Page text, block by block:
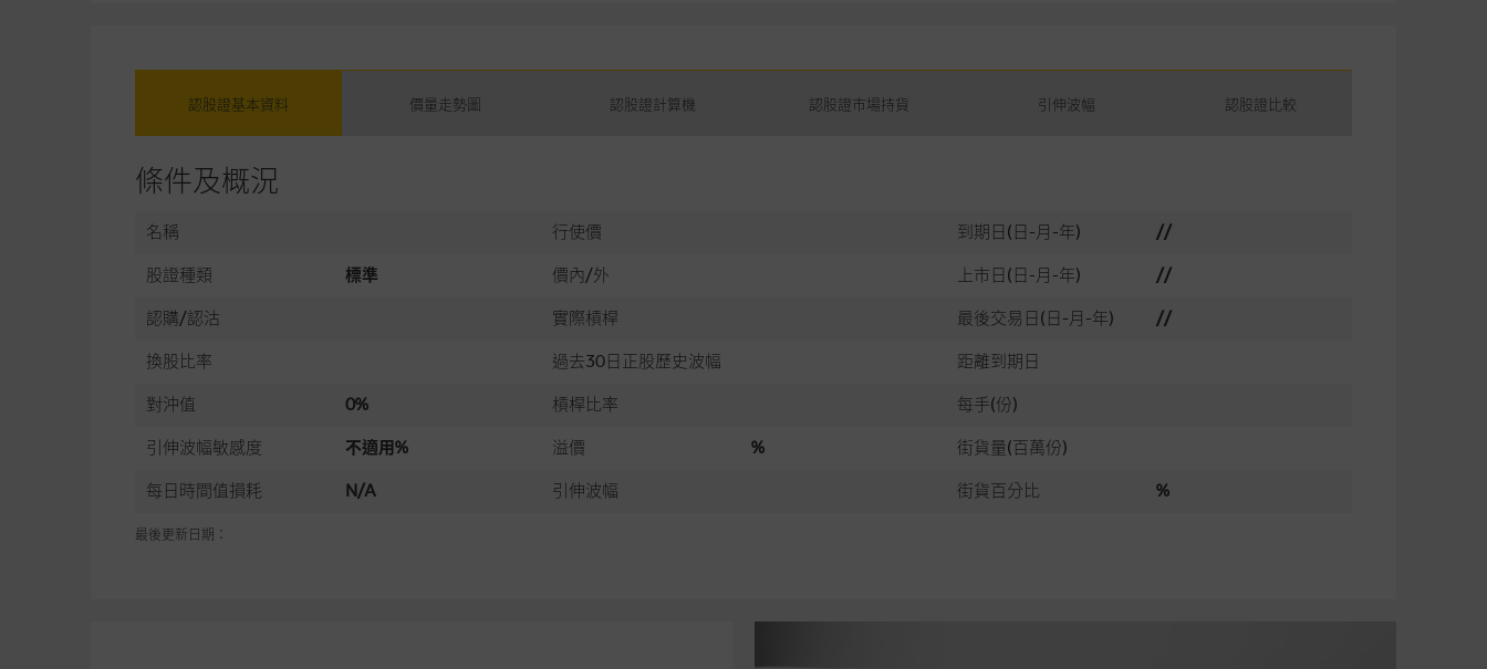
認股證基本資料 價量走勢圖 認股證計算機 認股證市場持貨 引伸波幅 認股證比較
條件及概況
名稱
股證種類
標準
認購/認沽
換股比率
對沖值
0%
引伸波幅敏感度
不適用%
每日時間值損耗
N/A
行使價
價內/外
實際槓桿
過去30日正股歷史波幅
槓桿比率
溢價
%
引伸波幅
到期日(日-月-年)
//
上市日(日-月-年)
//
最後交易日(日-月-年)
//
距離到期日
每手(份)
街貨量(百萬份)
街貨百分比
%
最後更新日期：